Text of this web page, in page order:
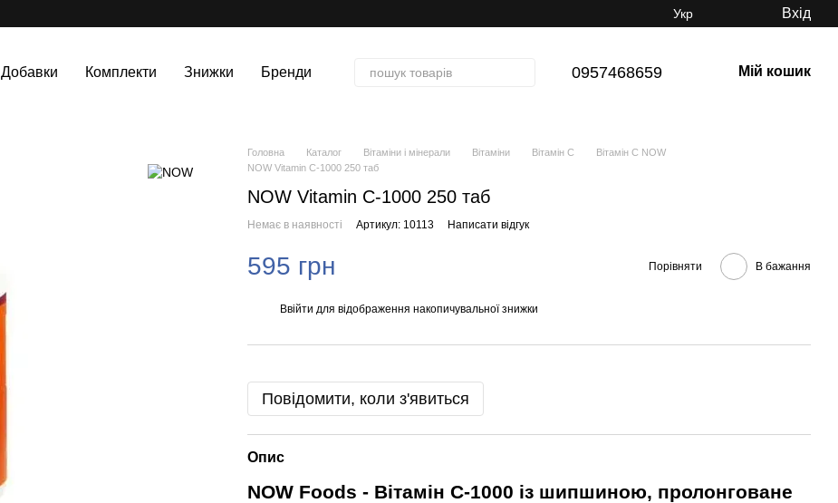
Укр Вхід
Добавки Комплекти Знижки Бренди 0957468659 Мій кошик
Головна Каталог Вітаміни і мінерали Вітаміни Вітамін C
Вітамін C NOW
NOW Vitamin C-1000 250 таб
NOW Vitamin C-1000 250 таб
Немає в наявності Артикул: 10113 Написати відгук
595 грн Порівняти В бажання
Ввійти для відображення накопичувальної знижки
Повідомити, коли з'явиться
Опис
NOW Foods - Вітамін C-1000 із шипшиною, пролонговане